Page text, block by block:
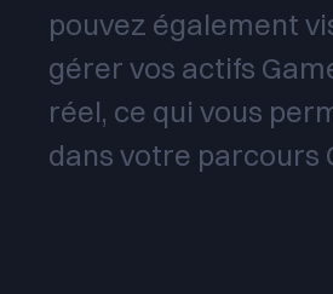
pouvez également
gérer vos actifs
réel, ce qui vous
dans votre parcours